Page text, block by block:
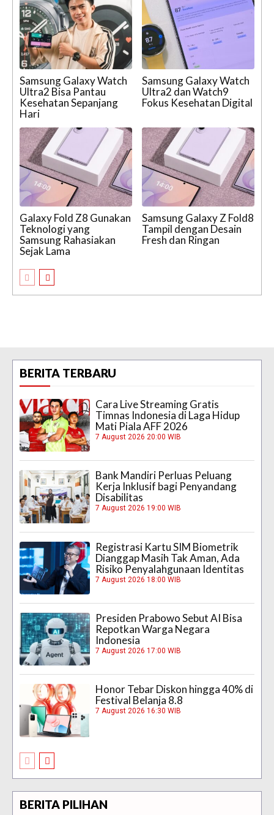
Samsung Galaxy Watch
Ultra2 Bisa Pantau
Kesehatan Sepanjang
Hari
Samsung Galaxy Watch
Ultra2 dan Watch9
Fokus Kesehatan Digital
Galaxy Fold Z8 Gunakan
Teknologi yang
Samsung Rahasiakan
Sejak Lama
Samsung Galaxy Z Fold8
Tampil dengan Desain
Fresh dan Ringan
BERITA TERBARU
Cara Live Streaming Gratis
Timnas Indonesia di Laga Hidup
Mati Piala AFF 2026
7 August 2026 20:00 WIB
Bank Mandiri Perluas Peluang
Kerja Inklusif bagi Penyandang
Disabilitas
7 August 2026 19:00 WIB
Registrasi Kartu SIM Biometrik
Dianggap Masih Tak Aman, Ada
Risiko Penyalahgunaan Identitas
7 August 2026 18:00 WIB
Presiden Prabowo Sebut AI Bisa
Repotkan Warga Negara
Indonesia
7 August 2026 17:00 WIB
Honor Tebar Diskon hingga 40% di
Festival Belanja 8.8
7 August 2026 16:30 WIB
BERITA PILIHAN